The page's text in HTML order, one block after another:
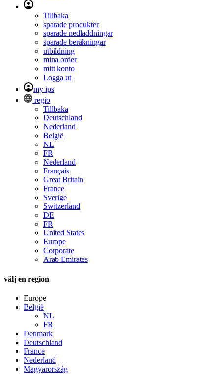
Tillbaka
sparade produkter
sparade nedladdningar
sparade beräkningar
utbildning
mina order
mitt konto
Logga ut
my ips
regio
Tillbaka
Deutschland
Nederland
België
NL
FR
Nederland
Français
Great Britain
France
Sverige
Switzerland
DE
FR
United States
Europe
Corporate
Arab Emirates
välj en region
Europe
België
NL
FR
Denmark
Deutschland
France
Nederland
Magyarország